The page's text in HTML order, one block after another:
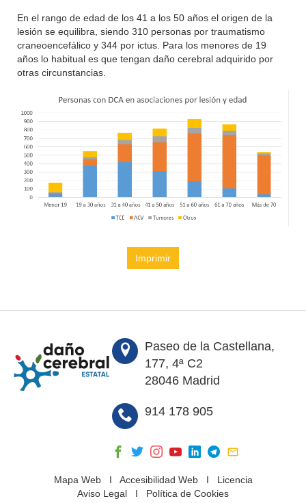
En el rango de edad de los 41 a los 50 años el origen de la
lesión se equilibra, siendo 310 personas por traumatismo
craneoencefálico y 344 por ictus. Para los menores de 19
años lo habitual es que tengan daño cerebral adquirido por
otras circunstancias.
Imprimir
Paseo de la Castellana,
177, 4ª C2
28046 Madrid
914 178 905
Mapa WebI Accesibilidad WebI Licencia
Aviso Legal I Política de Cookies